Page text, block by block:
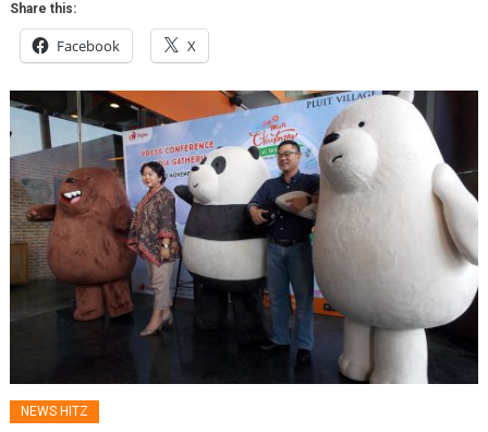
Share this:
Facebook X
NEWS HITZ